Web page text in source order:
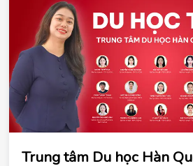
Trung tâm Du học Hàn